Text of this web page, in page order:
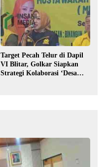
Target Pecah Telur di Dapil
VI Blitar, Golkar Siapkan
Strategi Kolaborasi ‘Desa